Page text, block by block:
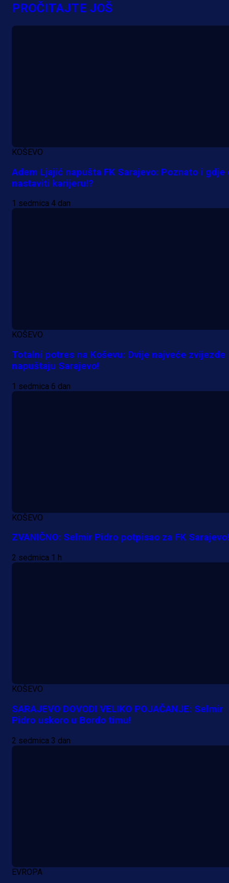
Grbavica se prisjetila Izeta
Manijaci razvili posebnu parolu!
PROČITAJTE JOŠ
KOŠEVO
Adem Ljajić napušta FK Sarajevo: Poznato i gdje
nastaviti karijeru!?
1 sedmica 4 dan
KOŠEVO
Totalni potres na Koševu: Dvije najveće zvijezde
napuštaju Sarajevo!
1 sedmica 6 dan
KOŠEVO
ZVANIČNO: Selmir Pidro potpisao za FK Sarajevo!
2 sedmica 1 h
KOŠEVO
SARAJEVO DOVODI VELIKO POJAČANJE: Selmir
Pidro uskoro u Bordo timu!
2 sedmica 3 dan
EVROPA